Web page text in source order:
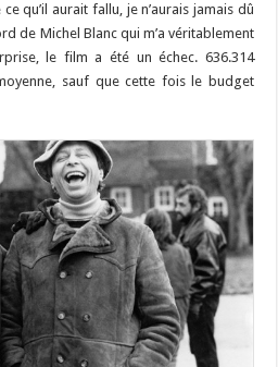
qu’il aurait fallu, je n’aurais jamais dû
de Michel Blanc qui m’a véritablement
le film a été un échec. 636.314
sauf que cette fois le budget